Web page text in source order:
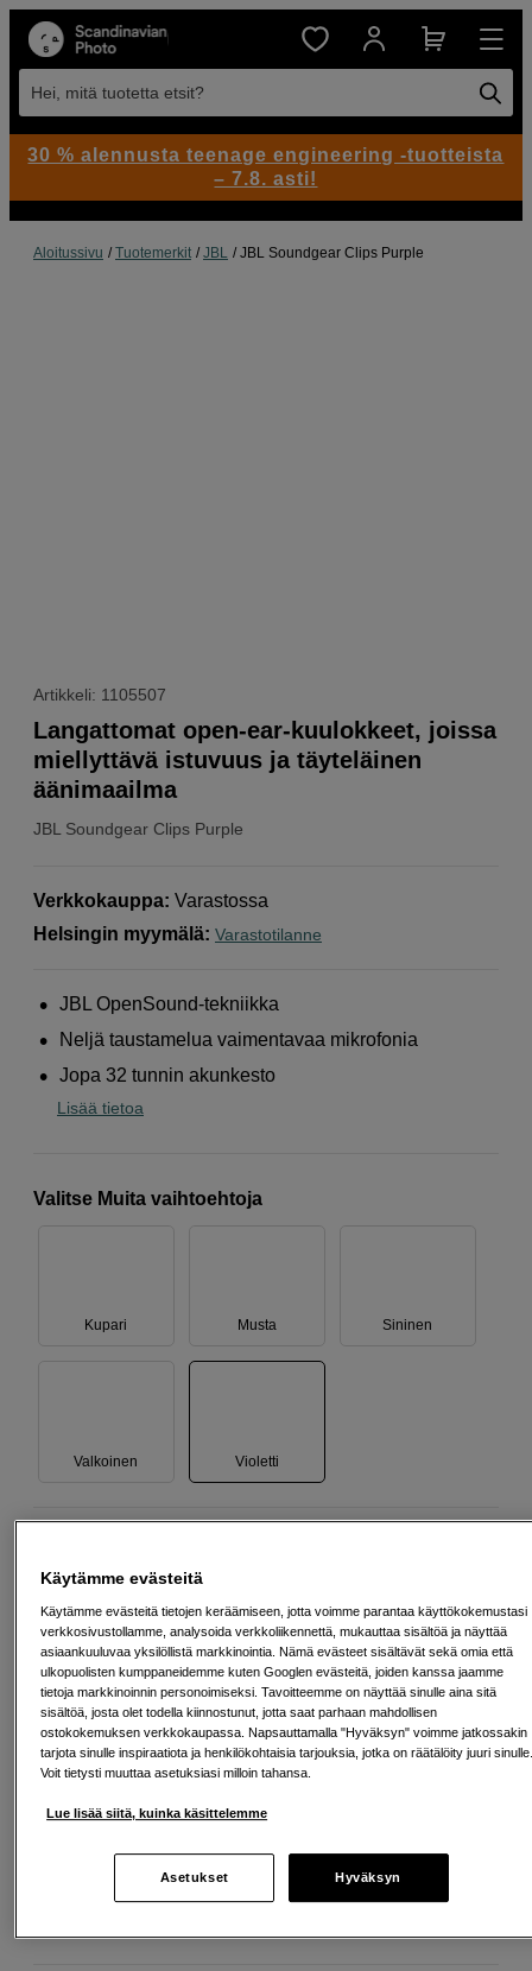
Hei, mitä tuotetta etsit?
Aloitussivu Tuotemerkit JBL JBL Soundgear Clips Purple
Artikkeli: 1105507
JBL Soundgear Clips Purple
Langattomat open-ear-kuulokkeet, joissa
miellyttävä istuvuus ja täyteläinen
äänimaailma
Verkkokauppa: Varastossa
Helsingin myymälä: Varastotilanne
JBL OpenSound-tekniikka
Neljä taustamelua vaimentavaa mikrofonia
Jopa 32 tunnin akunkesto
Lisää tietoa
Valitse Muita vaihtoehtoja
Kupari Musta Sininen
Valkoinen Violetti
Lisää ostoskoriin
Maksa Svea-erämaksulla
Esimerkki: 36 kk, 5 EUR/kk, yhteensä 185 EUR, todellinen vuosikorko
19,07 %
Avausmaksu 5 EUR, laskutusmaksu 0 EUR/kk lisäksi
Lainaaminen maksaa! Jos et pysty maksamaan velkaa ajoissa, saatat
liittymien tekemistä ja uusien lainojen saamista. Apua saat kuntasi talous- ja
velkaneuvonnasta. Yhteystiedot löydät sivulta
kkv.fi (avautuu uuteen
30 % alennusta teenage engineering -tuotteista
– 7.8. asti!
Käytämme evästeitä
Käytämme evästeitä tietojen keräämiseen, jotta voimme parantaa käyttökokemustasi
verkkosivustollamme, analysoida verkkoliikennettä, mukauttaa sisältöä ja näyttää
asiaankuuluvaa yksilöllistä markkinointia. Nämä evästeet sisältävät sekä omia että
ulkopuolisten kumppaneidemme kuten Googlen evästeitä, joiden kanssa jaamme
tietoja markkinoinnin personoimiseksi. Tavoitteemme on näyttää sinulle aina sitä
sisältöä, josta olet todella kiinnostunut, jotta saat parhaan mahdollisen
ostokokemuksen verkkokaupassa. Napsauttamalla "Hyväksyn" voimme jatkossakin
tarjota sinulle inspiraatiota ja henkilökohtaisia tarjouksia, jotka on räätälöity juuri
Voit tietysti muuttaa asetuksiasi milloin tahansa.
Lue lisää siitä, kuinka käsittelemme
Asetukset Hyväksyn